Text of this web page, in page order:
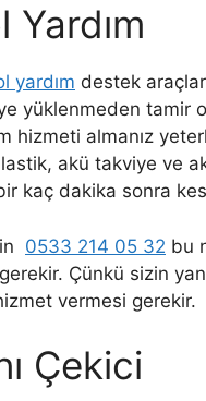
Yardım
yardım destek
yüklenmeden tamir
hizmeti almanız
akü takviye ve
kaç dakika sonra
0533 214 05 32 bu
Çünkü sizin
vermesi gerekir.
Çekici